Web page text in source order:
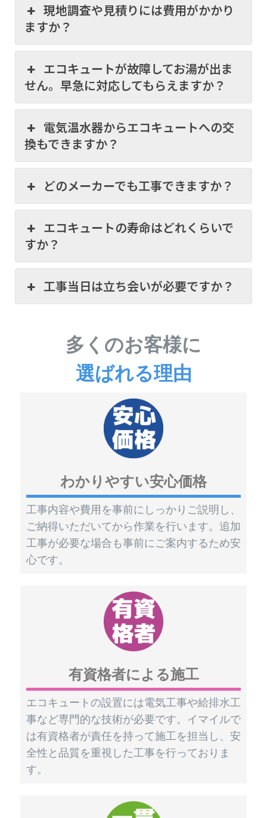
現地調査や見積りには費用がかかり
ますか？
エコキュートが故障してお湯が出ま
せん。早急に対応してもらえますか？
電気温水器からエコキュートへの交
換もできますか？
どのメーカーでも工事できますか？
エコキュートの寿命はどれくらいで
すか？
工事当日は立ち会いが必要ですか？
多くのお客様に
選ばれる理由
わかりやすい安心価格
工事内容や費用を事前にしっかりご説明し、
ご納得いただいてから作業を行います。追加
工事が必要な場合も事前にご案内するため安
心です。
有資格者による施工
エコキュートの設置には電気工事や給排水工
事など専門的な技術が必要です。イマイルで
は有資格者が責任を持って施工を担当し、安
全性と品質を重視した工事を行っておりま
す。